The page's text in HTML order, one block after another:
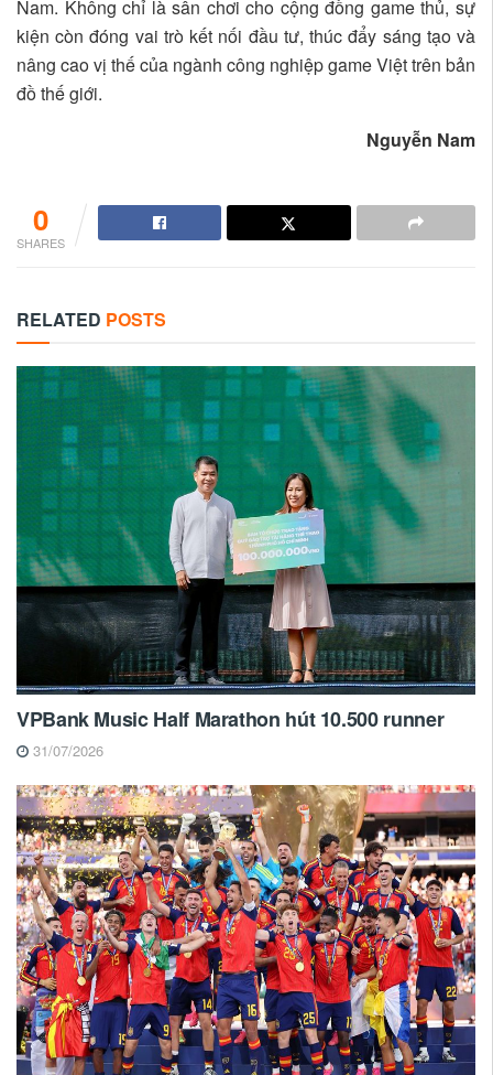
Nam. Không chỉ là sân chơi cho cộng đồng game thủ, sự
kiện còn đóng vai trò kết nối đầu tư, thúc đẩy sáng tạo và
nâng cao vị thế của ngành công nghiệp game Việt trên bản
đồ thế giới.
Nguyễn Nam
0
SHARES
RELATED POSTS
VPBank Music Half Marathon hút 10.500 runner
31/07/2026